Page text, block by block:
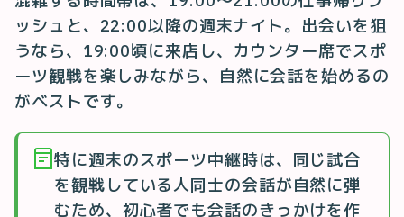
ッシュと、22:00以降の週末ナイト。出会いを狙
うなら、19:00頃に来店し、カウンター席でスポ
ーツ観戦を楽しみながら、自然に会話を始めるの
がベストです。
特に週末のスポーツ中継時は、同じ試合
を観戦している人同士の会話が自然に弾
むため、初心者でも会話のきっかけを作